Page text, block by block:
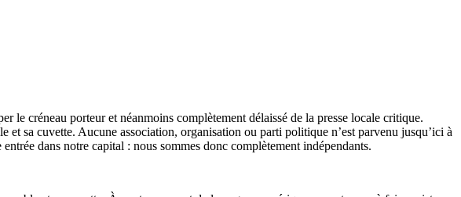
le créneau porteur et néanmoins complètement délaissé de la presse locale critique.
sa cuvette. Aucune association, organisation ou parti politique n’est parvenu jusqu’ici à
dans notre capital : nous sommes donc complètement indépendants.